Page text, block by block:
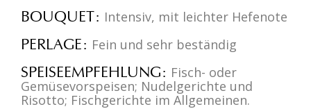
BOUQUET Intensiv, mit leichter Hefenote
PERLAGE Fein und sehr beständig
SPEISEEMPFEHLUNG Fisch- oder
Gemüsevorspeisen; Nudelgerichte und
Risotto; Fischgerichte im Allgemeinen.